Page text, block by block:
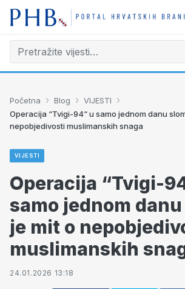
Početna › Blog › VIJESTI ›
Operacija “Tvigi-94“ u samo jednom danu
nepobjedivosti muslimanskih snaga
VIJESTI
Operacija “Tvigi-
samo jednom
je mit o
muslimanskih
24.01.2026 13:18